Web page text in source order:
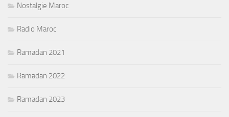
Nostalgie Maroc
Radio Maroc
Ramadan 2021
Ramadan 2022
Ramadan 2023